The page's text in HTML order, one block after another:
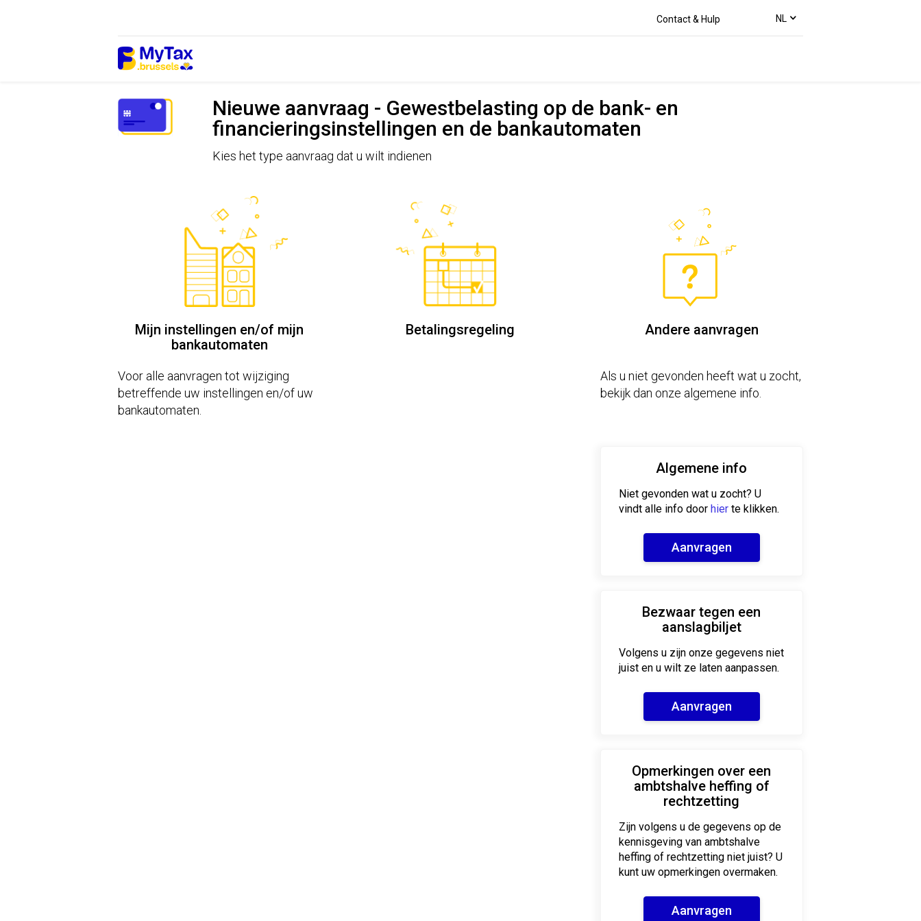
Contact & Hulp
text.language
NL
Nieuwe aanvraag - Gewestbelasting op de bank- en
financieringsinstellingen en de bankautomaten
Kies het type aanvraag dat u wilt indienen
Mijn instellingen en/of mijn
bankautomaten
Voor alle aanvragen tot wijziging
betreffende uw instellingen en/of uw
bankautomaten.
Betalingsregeling Andere aanvragen
Als u niet gevonden heeft wat u zocht,
bekijk dan onze algemene info.
Algemene info
Niet gevonden wat u zocht? U
vindt alle info door hierte klikken.
Aanvragen
Bezwaar tegen een
aanslagbiljet
Volgens u zijn onze gegevens niet
juist en u wilt ze laten aanpassen.
Aanvragen
Opmerkingen over een
ambtshalve heffing of
rechtzetting
Zijn volgens u de gegevens op de
kennisgeving van ambtshalve
heffing of rechtzetting niet juist? U
kunt uw opmerkingen overmaken.
Aanvragen